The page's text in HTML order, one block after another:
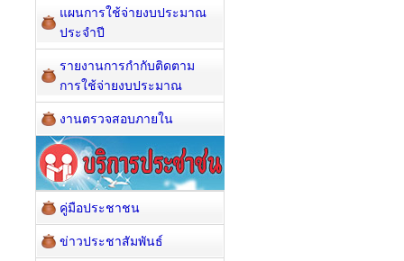
แผนการใช้จ่ายงบประมาณ
ประจำปี
รายงานการกำกับติดตาม
การใช้จ่ายงบประมาณ
งานตรวจสอบภายใน
คู่มือประชาชน
ข่าวประชาสัมพันธ์